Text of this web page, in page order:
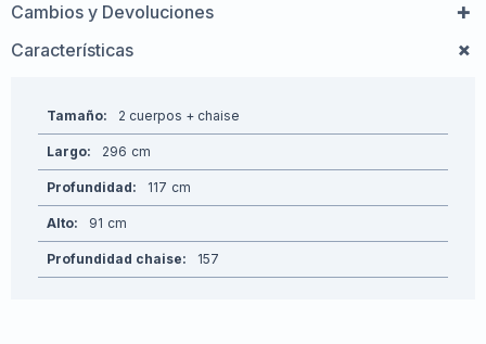
Cambios y Devoluciones
Características
Tamaño 2 cuerpos + chaise
Largo 296
Profundidad 117
Alto 91
Profundidad chaise 157